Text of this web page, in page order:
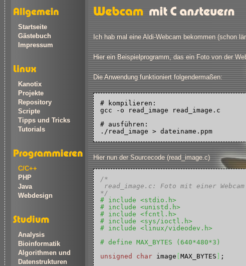
Startseite
Gästebuch
Impressum
Kanotix
Projekte
Repository
Scripte
Tipps und Tricks
Tutorials
C/C++
PHP
Java
Webdesign
Analysis
Bioinformatik
Algorithmen und
Datenstrukturen
Ich hab mal eine Aldi-Webcam bekommen (schon
Hier ein Beispielprogramm, das ein Foto von der
Die Anwendung funktioniert folgendermaßen:
# kompilieren:
gcc -o read_image read_image.c
# ausführen:
Hier nun der Sourcecode (read_image.c)
/*
read_image.c: Foto mit einer
*/
# include <stdio.h>
# include <unistd.h>
# include <fcntl.h>
# include <sys/ioctl.h>
# include <linux/videodev.h>
# define MAX_BYTES (640*480*3)
unsigned
char image MAX_BYTES
;